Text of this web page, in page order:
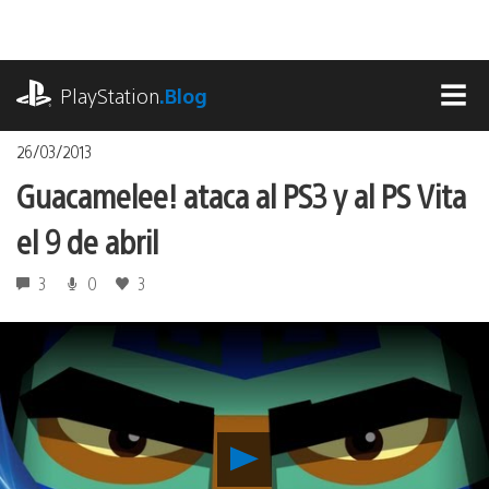
contenido
PlayStation.Blog
26/03/2013
Guacamelee! ataca al PS3 y al PS Vita
el 9 de abril
3 0 3
Reproducir
Guacamelee!